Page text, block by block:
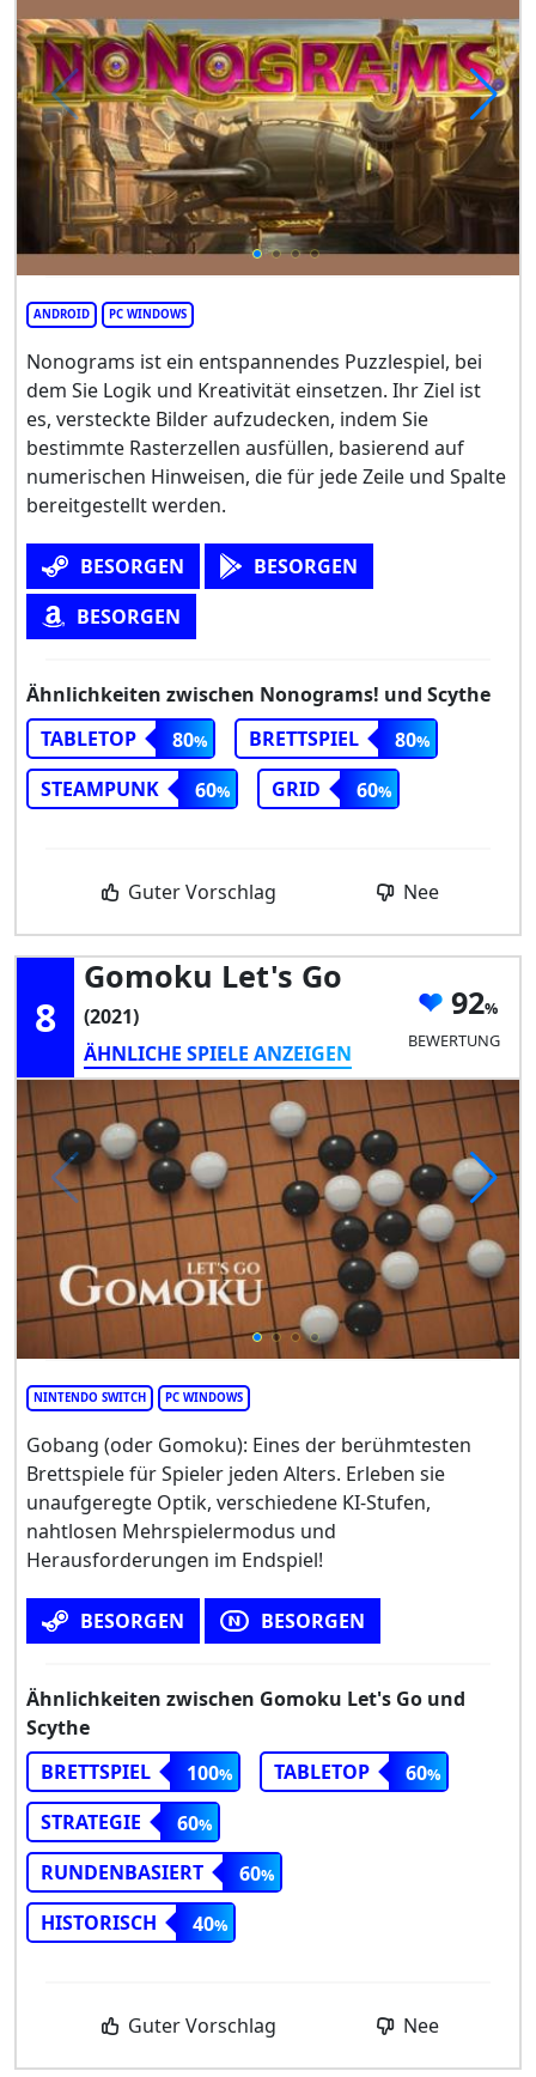
ANDROID PC WINDOWS
Nonograms ist ein entspannendes Puzzlespiel, bei
dem Sie Logik und Kreativität einsetzen. Ihr Ziel ist
es, versteckte Bilder aufzudecken, indem Sie
bestimmte Rasterzellen ausfüllen, basierend auf
numerischen Hinweisen, die für jede Zeile und Spalte
bereitgestellt werden.
BESORGEN
BESORGEN
BESORGEN
Ähnlichkeiten zwischen Nonograms! und Scythe
TABLETOP
80 BRETTSPIEL
80
STEAMPUNK
60 GRID 60
Guter Vorschlag Nee
8
Gomoku Let's Go
(2021)
ÄHNLICHE SPIELE ANZEIGEN
92
BEWERTUNG
NINTENDO SWITCH PC WINDOWS
Gobang (oder Gomoku): Eines der berühmtesten
Brettspiele für Spieler jeden Alters. Erleben sie
unaufgeregte Optik, verschiedene KI-Stufen,
nahtlosen Mehrspielermodus und
Herausforderungen im Endspiel!
BESORGEN BESORGEN
Ähnlichkeiten zwischen Gomoku Let's Go und
Scythe
BRETTSPIEL
100 TABLETOP
60
STRATEGIE
60
RUNDENBASIERT
60
HISTORISCH
40
Guter Vorschlag Nee